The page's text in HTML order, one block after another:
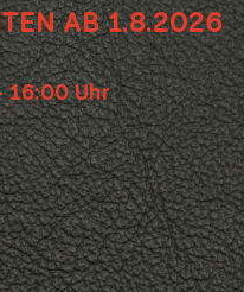
AB 1.8.2026
16:00 Uhr